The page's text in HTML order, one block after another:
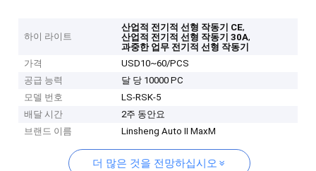
하이 라이트
산업적 전기적 선형 작동기 CE,
산업적 전기적 선형 작동기 30A,
과중한 업무 전기적 선형 작동기
가격
USD10~60/PCS
공급 능력
달 당 10000 PC
모델 번호
LS-RSK-5
배달 시간
2주 동안요
브랜드 이름
Linsheng Auto II MaxM
더 많은 것을 전망하십시오